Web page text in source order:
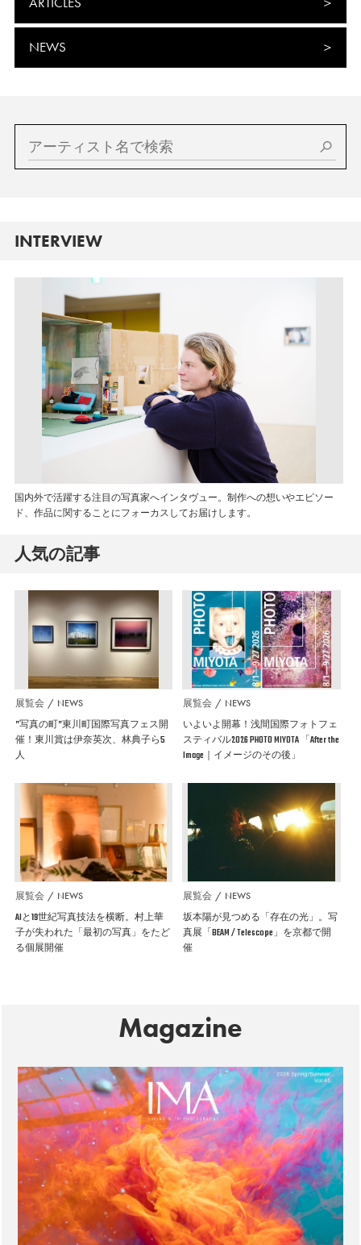
NEWS
INTERVIEW
国内外で活躍する注目の写真家へインタヴュー。制作への想いやエピソー
ド、作品に関することにフォーカスしてお届けします。
人気の記事
展覧会 NEWS
”写真の町”東川町国際写真フェス開
催！東川賞は伊奈英次、林典子ら5
人
展覧会 NEWS
いよいよ開幕！浅間国際フォトフェ
スティバル2026 PHOTO MIYOTA 「After the
Image｜イメージのその後」
展覧会 NEWS
AIと19世紀写真技法を横断。村上華
子が失われた「最初の写真」をたど
る個展開催
展覧会 NEWS
坂本陽が見つめる「存在の光」。写
真展「BEAM / Telescope」を京都で開
催
Magazine